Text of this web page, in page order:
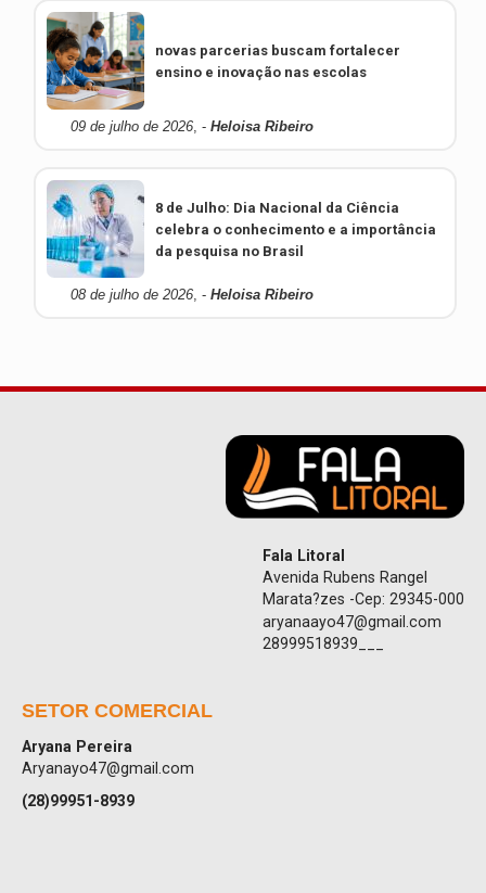
novas parcerias buscam fortalecer
ensino e inovação nas escolas
09 de julho de 2026 , -Heloisa Ribeiro
8 de Julho: Dia Nacional da Ciência
celebra o conhecimento e a importância
da pesquisa no Brasil
08 de julho de 2026 , -Heloisa Ribeiro
Fala Litoral
Avenida Rubens Rangel
Marata?zes -Cep: 29345-000
aryanaayo47@gmail.com
28999518939___
SETOR COMERCIAL
Aryana Pereira
Aryanayo47@gmail.com
(28)99951-8939